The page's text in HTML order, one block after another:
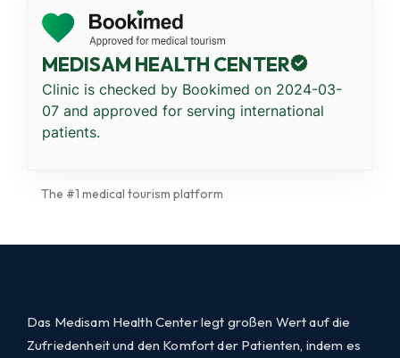
MEDISAM HEALTH CENTER
Clinic is checked by Bookimed on 2024-03-
07 and approved for serving international
patients.
The #1 medical tourism platform
Das Medisam Health Center legt großen Wert auf die
Zufriedenheit und den Komfort der Patienten, indem es